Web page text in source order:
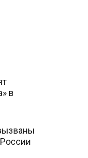
в